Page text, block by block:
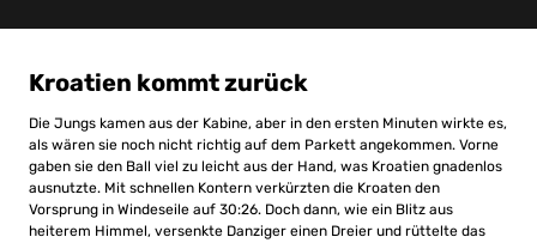
Kroatien kommt zurück
Die Jungs kamen aus der Kabine, aber in den ersten Minuten wirkte es,
als wären sie noch nicht richtig auf dem Parkett angekommen. Vorne
gaben sie den Ball viel zu leicht aus der Hand, was Kroatien gnadenlos
ausnutzte. Mit schnellen Kontern verkürzten die Kroaten den
Vorsprung in Windeseile auf 30:26. Doch dann, wie ein Blitz aus
heiterem Himmel, versenkte Danziger einen Dreier und rüttelte das